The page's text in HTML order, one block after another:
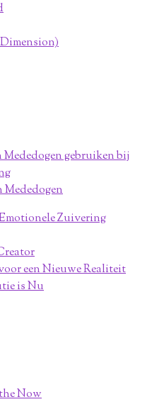
Mededogen gebruiken bij
Mededogen
Zuivering
een Nieuwe Realiteit
is Nu
Now